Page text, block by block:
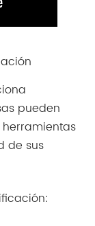
pueden
de sus